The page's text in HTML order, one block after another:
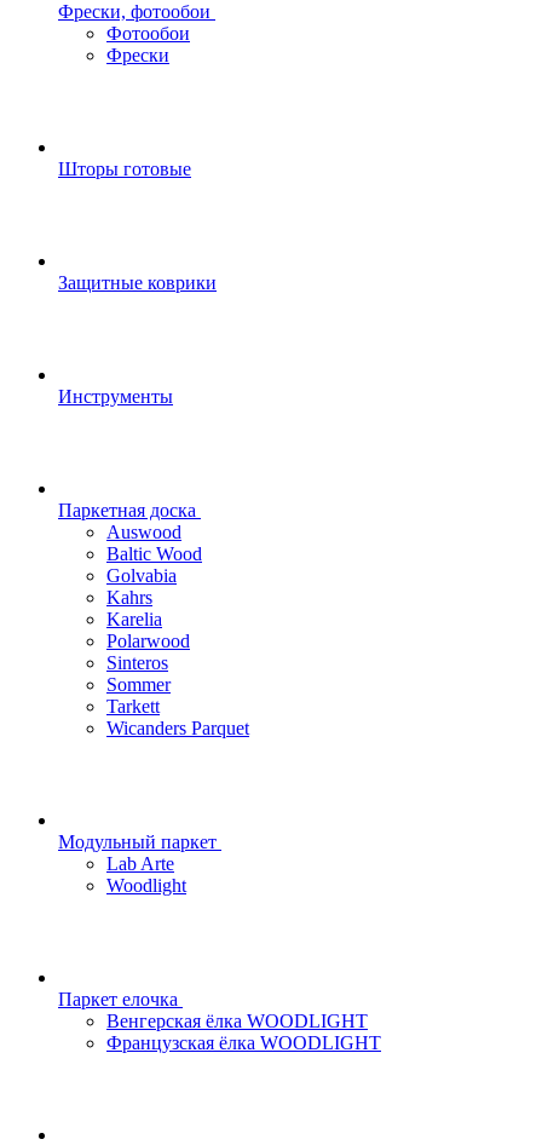
Фрески, фотообои
Фотообои
Фрески
Шторы готовые
Защитные коврики
Инструменты
Паркетная доска
Auswood
Baltic Wood
Golvabia
Kahrs
Karelia
Polarwood
Sinteros
Sommer
Tarkett
Wicanders Parquet
Модульный паркет
Lab Arte
Woodlight
Паркет елочка
Венгерская ёлка WOODLIGHT
Французская ёлка WOODLIGHT